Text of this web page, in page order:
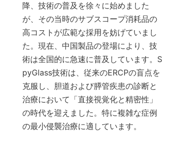
降、技術の普及を徐々に始めました
が、その当時のサブスコープ消耗品の
高コストが広範な採用を妨げていまし
た。現在、中国製品の登場により、技
術は全国的に急速に普及しています。S
pyGlass技術は、従来のERCPの盲点を
克服し、胆道および膵管疾患の診断と
治療において「直接視覚化と精密性」
の時代を迎えました。特に複雑な症例
の最小侵襲治療に適しています。